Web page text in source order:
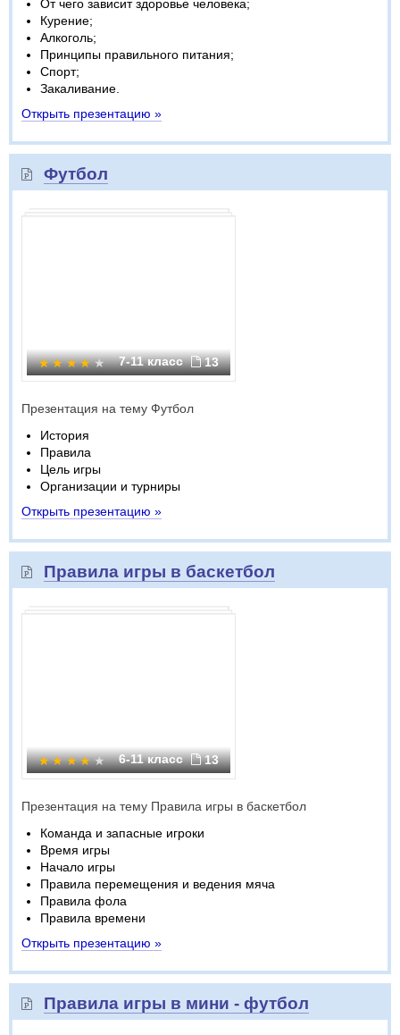
От чего зависит здоровье человека;
Курение;
Алкоголь;
Принципы правильного питания;
Спорт;
Закаливание.
Открыть презентацию »
Футбол
7-11 класс 13
Презентация на тему Футбол
История
Правила
Цель игры
Организации и турниры
Открыть презентацию »
Правила игры в баскетбол
6-11 класс 13
Презентация на тему Правила игры в баскетбол
Команда и запасные игроки
Время игры
Начало игры
Правила перемещения и ведения мяча
Правила фола
Правила времени
Открыть презентацию »
Правила игры в мини - футбол